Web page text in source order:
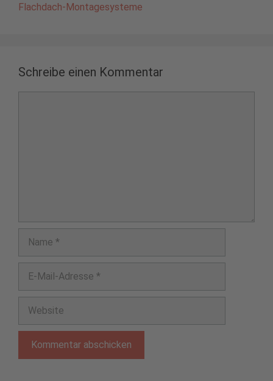
Flachdach-Montagesysteme
Schreibe einen Kommentar
Mail-
Adresse